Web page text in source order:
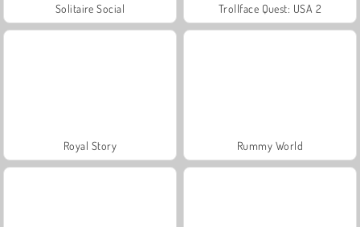
Solitaire Social Trollface Quest: USA 2
Royal Story Rummy World